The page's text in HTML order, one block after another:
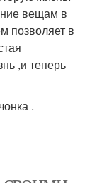
вещам в
позволяет в
,и теперь
.